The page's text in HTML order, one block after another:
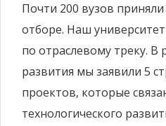
Почти 200 вузов
отборе. Наш
по отраслевому треку.
развития мы заявили 5
проектов, которые
технологического